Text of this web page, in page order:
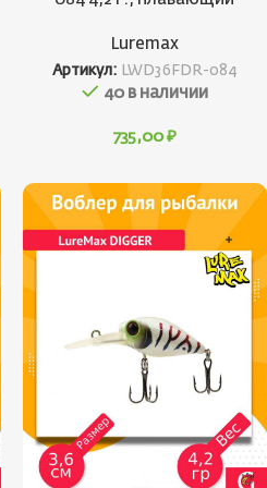
Luremax
Артикул: LWD36FDR-084
40 в наличии
735,00₽